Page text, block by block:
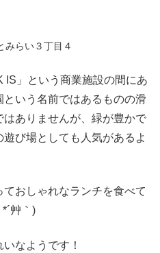
みらい３丁目４
IS」という商業施設の間にあ
いう名前ではあるものの滑
ありませんが、緑が豊かで
び場としても人気があるよ
おしゃれなランチを食べて
艸｀)
なようです！